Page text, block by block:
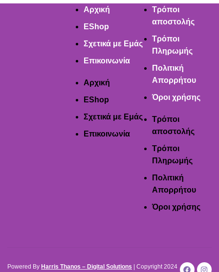
Αρχική
EShop
Σχετικά με Εμάς
Επικοινωνία
Αρχική
EShop
Σχετικά με Εμάς
Επικοινωνία
Τρόποι
αποστολής
Τρόποι
Πληρωμής
Πολιτική
Απορρήτου
Όροι χρήσης
Τρόποι
αποστολής
Τρόποι
Πληρωμής
Πολιτική
Απορρήτου
Όροι χρήσης
Powered By Harris Thanos – Digital Solutions | Copyright2024